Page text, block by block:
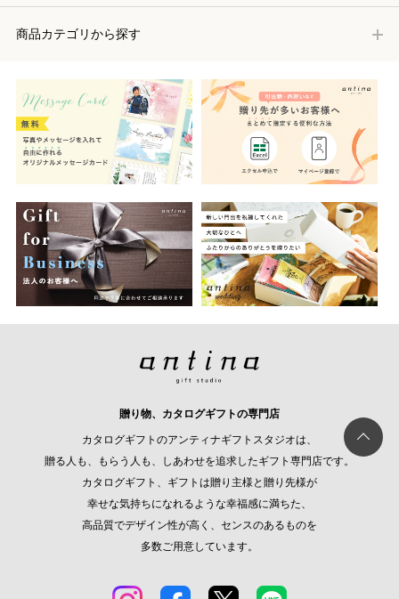
商品カテゴリから探す
贈り物、カタログギフトの専門店
カタログギフトのアンティナギフトスタジオは、
贈る人も、もらう人も、しあわせを追求したギフト専門店です。
カタログギフト、ギフトは贈り主様と贈り先様が
幸せな気持ちになれるような幸福感に満ちた、
高品質でデザイン性が高く、センスのあるものを
多数ご用意しています。